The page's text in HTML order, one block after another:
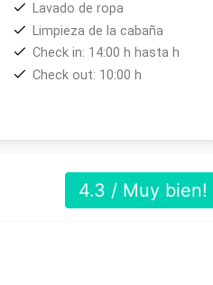
Lavado de ropa
Limpieza de la cabaña
Check in: 14:00 h hasta h
Check out: 10:00 h
4.3 / Muy bien!